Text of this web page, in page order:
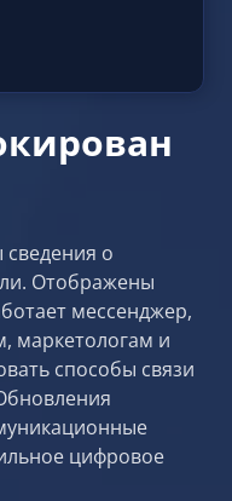
о
Отображены
мессенджер,
маркетологам и
способы связи
цифровое